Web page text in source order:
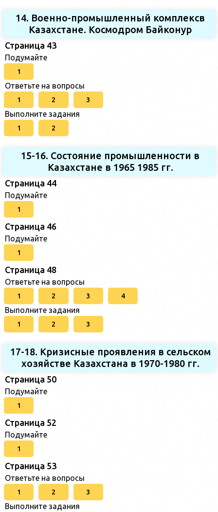
14. Военно-промышленный комплексв
Казахстане. Космодром Байконур
Страница 43
Подумайте
1
Ответьте на вопросы
1 2 3
Выполните задания
1 2
15-16. Состояние промышленности в
Казахстане в 1965 1985 гг.
Страница 44
Подумайте
1
Страница 46
Подумайте
1
Страница 48
Ответьте на вопросы
1 2 3 4
Выполните задания
1 2 3
17-18. Кризисные проявления в сельском
хозяйстве Казахстана в 1970-1980 гг.
Страница 50
Подумайте
1
Страница 52
Подумайте
1
Страница 53
Ответьте на вопросы
1 2 3
Выполните задания